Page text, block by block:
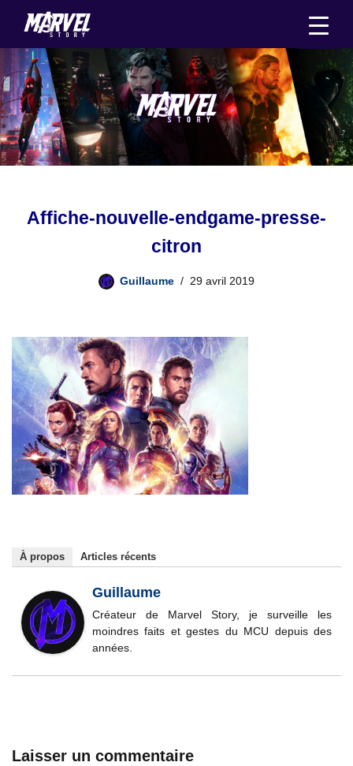
au
contenu
Affiche-nouvelle-endgame-presse-
citron
Guillaume 29 avril 2019
À propos Articles récents
Guillaume
Créateur de Marvel Story, je surveille les
moindres faits et gestes du MCU depuis des
années.
Laisser un commentaire